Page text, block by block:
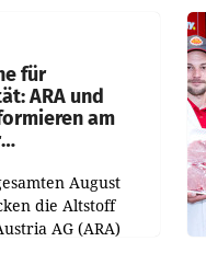
für
ARA und
am
August
die Altstoff
AG (ARA)